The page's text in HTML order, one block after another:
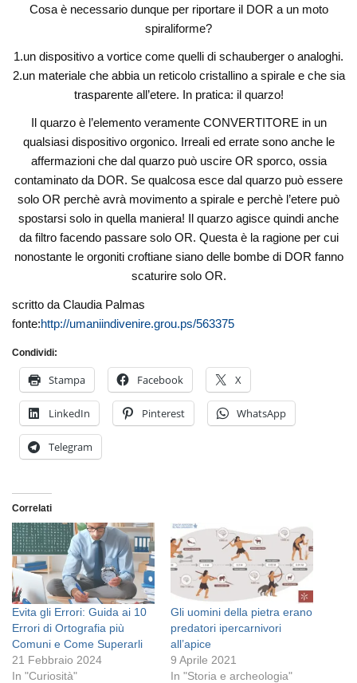
Cosa è necessario dunque per riportare il DOR a un moto
spiraliforme?
1.un dispositivo a vortice come quelli di schauberger o analoghi.
2.un materiale che abbia un reticolo cristallino a spirale e che sia
trasparente all’etere. In pratica: il quarzo!
Il quarzo è l’elemento veramente CONVERTITORE in un
qualsiasi dispositivo orgonico. Irreali ed errate sono anche le
affermazioni che dal quarzo può uscire OR sporco, ossia
contaminato da DOR. Se qualcosa esce dal quarzo può essere
solo OR perchè avrà movimento a spirale e perchè l’etere può
spostarsi solo in quella maniera! Il quarzo agisce quindi anche
da filtro facendo passare solo OR. Questa è la ragione per cui
nonostante le orgoniti croftiane siano delle bombe di DOR fanno
scaturire solo OR.
scritto da Claudia Palmas
fonte:http://umaniindivenire.grou.ps/563375
Condividi:
Stampa Facebook X
LinkedIn Pinterest WhatsApp
Telegram
Correlati
Evita gli Errori: Guida ai 10
Errori di Ortografia più
Comuni e Come Superarli
21 Febbraio 2024
In "Curiosità"
Gli uomini della pietra erano
predatori ipercarnivori
all’apice
9 Aprile 2021
In "Storia e archeologia"